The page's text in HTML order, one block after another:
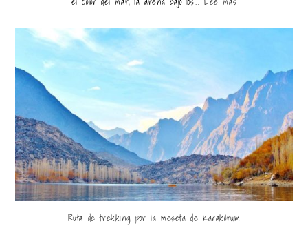
Ruta de trekking por la meseta de Karakórum